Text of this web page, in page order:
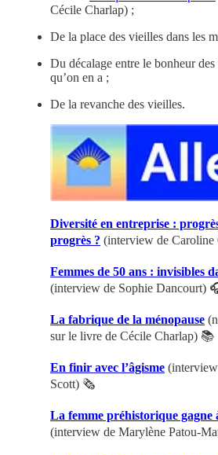
Cécile Charlap) ;
De la place des vieilles dans les
Du décalage entre le bonheur
qu’on en a ;
De la revanche des vieilles.
Diversité en entreprise :
progrès ? (interview de
Femmes de 50 ans : invisibles
(interview de Sophie Dancourt)
La fabrique de la ménopause
sur le livre de Cécile Charlap) 📚
En finir avec l’âgisme
Scott) 🗞️
La femme préhistorique gagne
(interview de Marylène Patou-